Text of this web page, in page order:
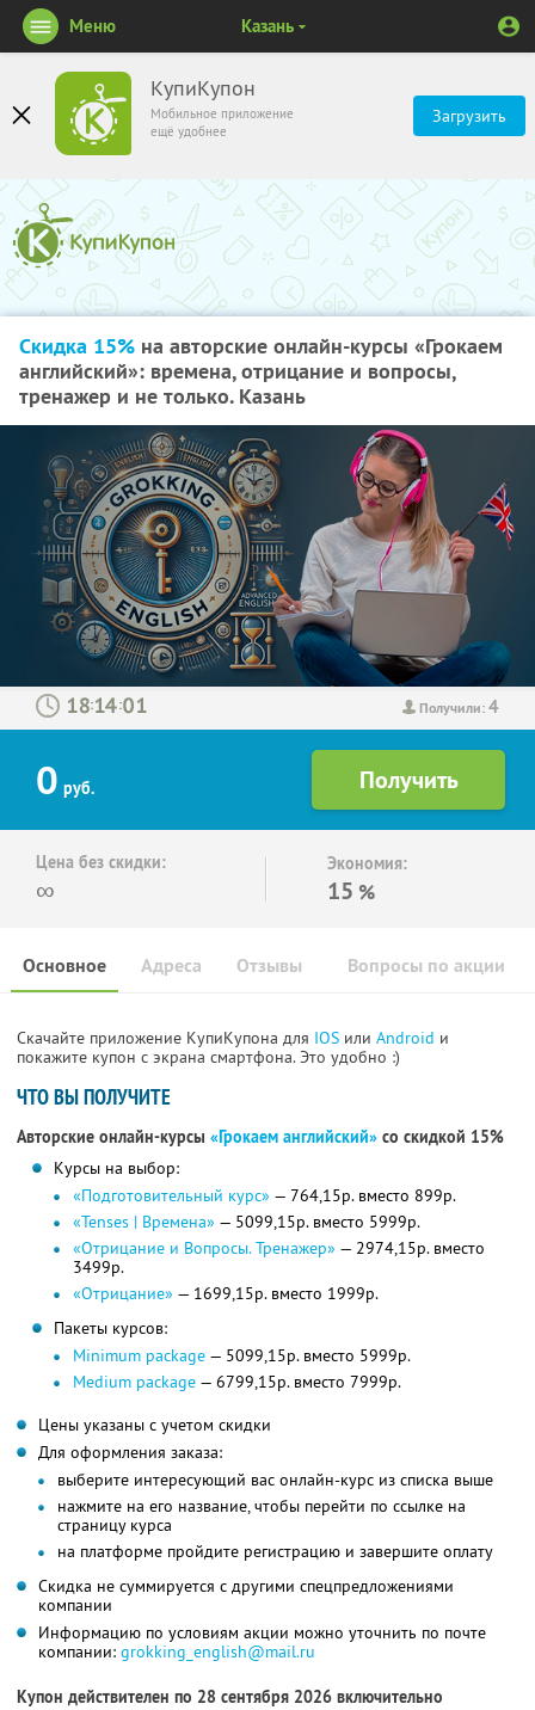
КупиКупон
Мобильное приложение
ещё удобнее
Загрузить
Меню Казань
Скидка 15% на авторские онлайн-курсы «Грокаем
английский»: времена, отрицание и вопросы,
тренажер и не только. Казань
Получили:4
: :
0 руб.
Цена без скидки:
∞
Экономия:
15 %
Основное Отзывы Вопросы по акции
Адреса
Скачайте приложение КупиКупона для IOS или Android и
покажите купон с экрана смартфона. Это удобно :)
ЧТО ВЫ ПОЛУЧИТЕ
Авторские онлайн-курсы «Грокаем английский» со скидкой 15%
Курсы на выбор:
«Подготовительный курс» — 764,15р. вместо 899р.
«Tenses | Времена» — 5099,15р. вместо 5999р.
«Отрицание и Вопросы. Тренажер» — 2974,15р. вместо
3499р.
«Отрицание» — 1699,15р. вместо 1999р.
Пакеты курсов:
Minimum package— 5099,15р. вместо 5999р.
Medium package— 6799,15р. вместо 7999р.
Цены указаны с учетом скидки
Для оформления заказа:
выберите интересующий вас онлайн-курс из списка выше
нажмите на его название, чтобы перейти по ссылке на
страницу курса
на платформе пройдите регистрацию и завершите оплату
Скидка не суммируется с другими спецпредложениями
компании
Информацию по условиям акции можно уточнить по почте
компании: grokking_english@mail.ru
Купон действителен по 28 сентября 2026 включительно